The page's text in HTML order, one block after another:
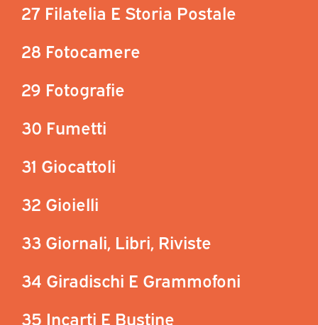
27 Filatelia E Storia Postale
28 Fotocamere
29 Fotografie
30 Fumetti
31 Giocattoli
32 Gioielli
33 Giornali, Libri, Riviste
34 Giradischi E Grammofoni
35 Incarti E Bustine